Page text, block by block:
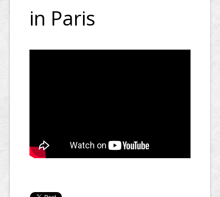
in Paris